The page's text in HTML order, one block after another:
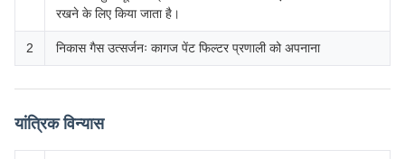
रखने के लिए किया जाता है।
2 निकास गैस उत्सर्जनः कागज पेंट फिल्टर प्रणाली को अपनाना
यांत्रिक विन्यास